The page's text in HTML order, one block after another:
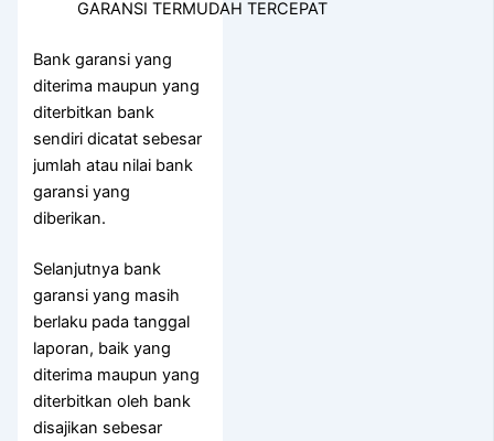
GARANSI TERMUDAH TERCEPAT
Bank garansi yang
diterima maupun yang
diterbitkan bank
sendiri dicatat sebesar
jumlah atau nilai bank
garansi yang
diberikan.
Selanjutnya bank
garansi yang masih
berlaku pada tanggal
laporan, baik yang
diterima maupun yang
diterbitkan oleh bank
disajikan sebesar